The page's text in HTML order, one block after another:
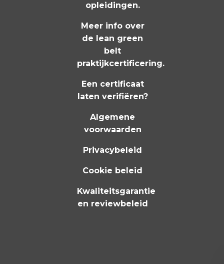
opleidingen.
Meer info over
de lean green
belt
praktijkcertificering.
Een certificaat
laten verifiëren?
Algemene
voorwaarden
Privacybeleid
Cookie beleid
Kwaliteitsgarantie
en reviewbeleid